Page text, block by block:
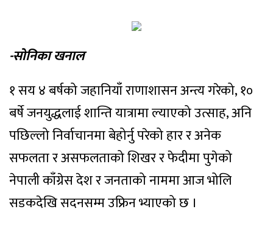
-सोनिका खनाल
१ सय ४ बर्षको जहानियाँ राणाशासन अन्त्य गरेको, १०
बर्षे जनयुद्धलाई शान्ति यात्रामा ल्याएको उत्साह, अनि
पछिल्लो निर्वाचानमा बेहोर्नु परेको हार र अनेक
सफलता र असफलताको शिखर र फेदीमा पुगेको
नेपाली काँग्रेस देश र जनताको नाममा आज भोलि
सडकदेखि सदनसम्म उफ्रिन भ्याएको छ ।